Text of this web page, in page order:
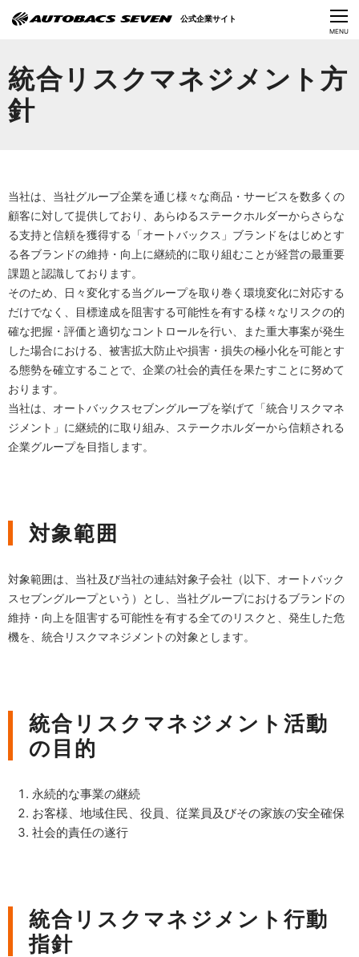
CLOSE
MENU
統合リスクマネジメント方
針
当社は、当社グループ企業を通じ様々な商品・サービスを数多くの
顧客に対して提供しており、あらゆるステークホルダーからさらな
る支持と信頼を獲得する「オートバックス」ブランドをはじめとす
る各ブランドの維持・向上に継続的に取り組むことが経営の最重要
課題と認識しております。
そのため、日々変化する当グループを取り巻く環境変化に対応する
だけでなく、目標達成を阻害する可能性を有する様々なリスクの的
確な把握・評価と適切なコントロールを行い、また重大事案が発生
した場合における、被害拡大防止や損害・損失の極小化を可能とす
る態勢を確立することで、企業の社会的責任を果たすことに努めて
おります。
当社は、オートバックスセブングループを挙げて「統合リスクマネ
ジメント」に継続的に取り組み、ステークホルダーから信頼される
企業グループを目指します。
対象範囲
対象範囲は、当社及び当社の連結対象子会社（以下、オートバック
スセブングループという）とし、当社グループにおけるブランドの
維持・向上を阻害する可能性を有する全てのリスクと、発生した危
機を、統合リスクマネジメントの対象とします。
統合リスクマネジメント活動
の目的
永続的な事業の継続
お客様、地域住民、役員、従業員及びその家族の安全確保
社会的責任の遂行
統合リスクマネジメント行動
指針
公式企業サイト
会社情報
ニュース
採用情報
Language